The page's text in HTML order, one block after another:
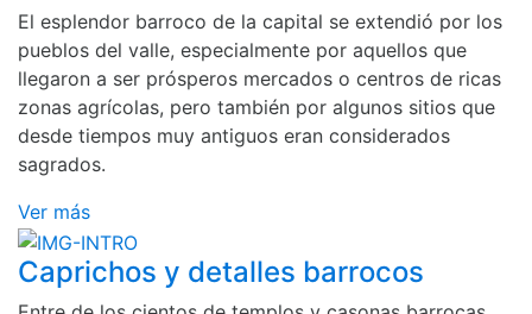
El esplendor barroco de la capital se extendió por los
pueblos del valle, especialmente por aquellos que
llegaron a ser prósperos mercados o centros de ricas
zonas agrícolas, pero también por algunos sitios que
desde tiempos muy antiguos eran considerados
sagrados.
Ver más
Caprichos y detalles barrocos